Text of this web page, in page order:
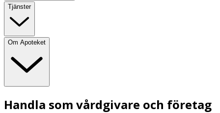
Tjänster
Om Apoteket
Handla som vårdgivare och företag